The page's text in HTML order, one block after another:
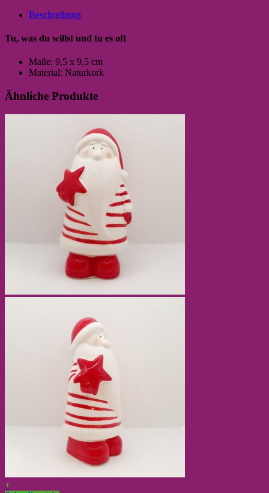
Beschreibung
Tu, was du willst und tu es oft
Maße: 9,5 x 9,5 cm
Material: Naturkork
Ähnliche Produkte
+